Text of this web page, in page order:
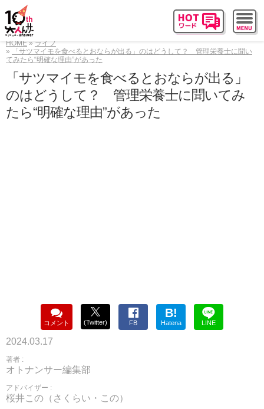
HOME
ライフ
「サツマイモを食べるとおならが出る」のはどうして？ 管理栄養士に聞い
てみたら“明確な理由”があった
「サツマイモを食べるとおならが出る」
のはどうして？ 管理栄養士に聞いてみ
たら“明確な理由”があった
コメント (Twitter) FB
B!
Hatena LINE
2024.03.17
著者 :
オトナンサー編集部
アドバイザー :
桜井この（さくらい・この）